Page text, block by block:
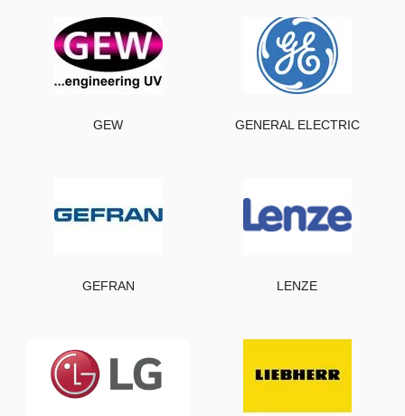
GEW GENERAL ELECTRIC
GEFRAN LENZE